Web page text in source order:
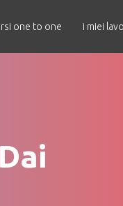
one to one i miei